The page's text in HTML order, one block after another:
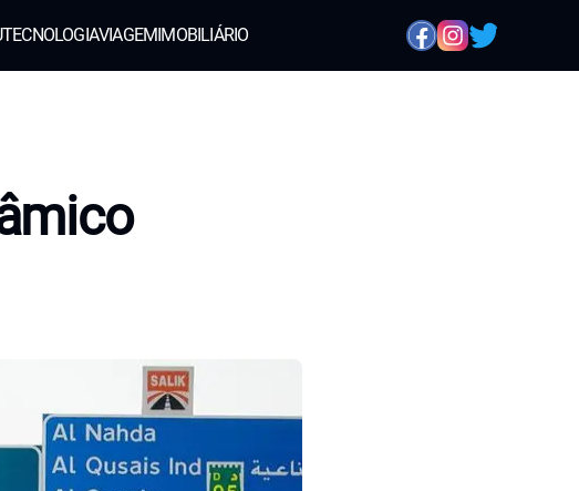
TECNOLOGIAVIAGEMIMOBILIÁRIO